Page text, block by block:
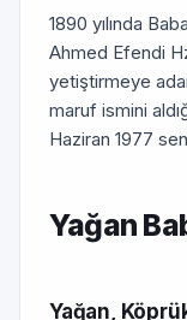
1890 yılında
Ahmed Efendi
yetiştirmeye
maruf ismini
Haziran 1977
Yağan
Yağan,